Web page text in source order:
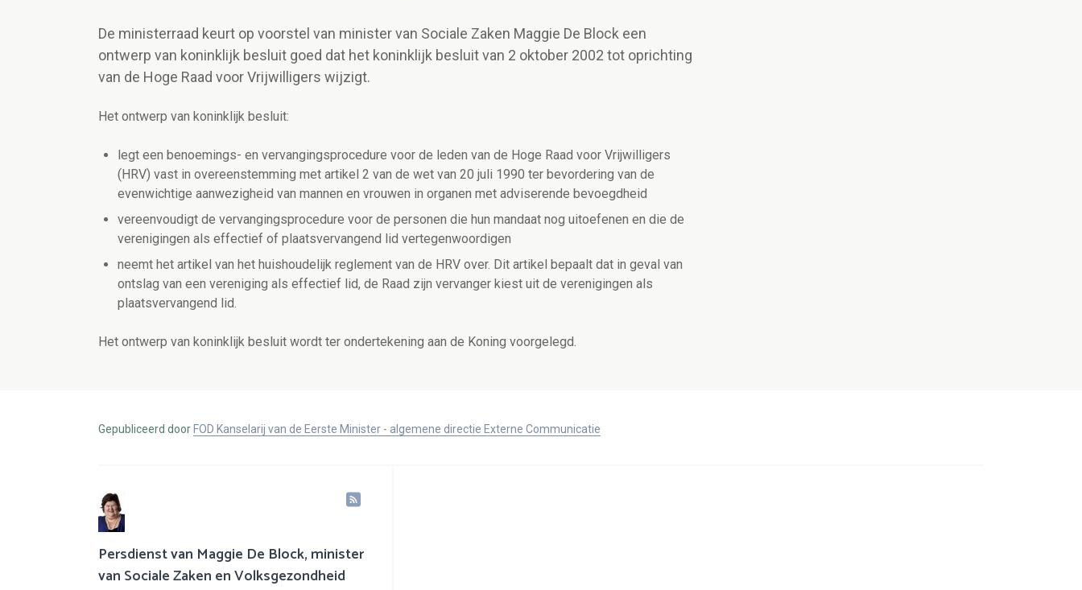
De ministerraad keurt op voorstel van minister van Sociale Zaken Maggie De Block een
ontwerp van koninklijk besluit goed dat het koninklijk besluit van 2 oktober 2002 tot oprichting
van de Hoge Raad voor Vrijwilligers wijzigt.
Het ontwerp van koninklijk besluit:
legt een benoemings- en vervangingsprocedure voor de leden van de Hoge Raad voor Vrijwilligers
(HRV) vast in overeenstemming met artikel 2 van de wet van 20 juli 1990 ter bevordering van de
evenwichtige aanwezigheid van mannen en vrouwen in organen met adviserende bevoegdheid
vereenvoudigt de vervangingsprocedure voor de personen die hun mandaat nog uitoefenen en die de
verenigingen als effectief of plaatsvervangend lid vertegenwoordigen
neemt het artikel van het huishoudelijk reglement van de HRV over. Dit artikel bepaalt dat in geval van
ontslag van een vereniging als effectief lid, de Raad zijn vervanger kiest uit de verenigingen als
plaatsvervangend lid.
Het ontwerp van koninklijk besluit wordt ter ondertekening aan de Koning voorgelegd.
Gepubliceerd door FOD Kanselarij van de Eerste Minister - algemene directie Externe Communicatie
Persdienst van Maggie De Block, minister
van Sociale Zaken en Volksgezondheid